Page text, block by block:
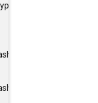
ENTRY_HANDLER,
K_TO, V_TO >,
TO >, HashSet<